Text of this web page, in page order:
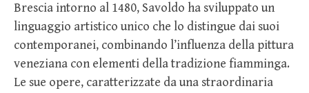
Brescia intorno al 1480, Savoldo ha sviluppato un
linguaggio artistico unico che lo distingue dai suoi
contemporanei, combinando l’influenza della pittura
veneziana con elementi della tradizione fiamminga.
Le sue opere, caratterizzate da una straordinaria